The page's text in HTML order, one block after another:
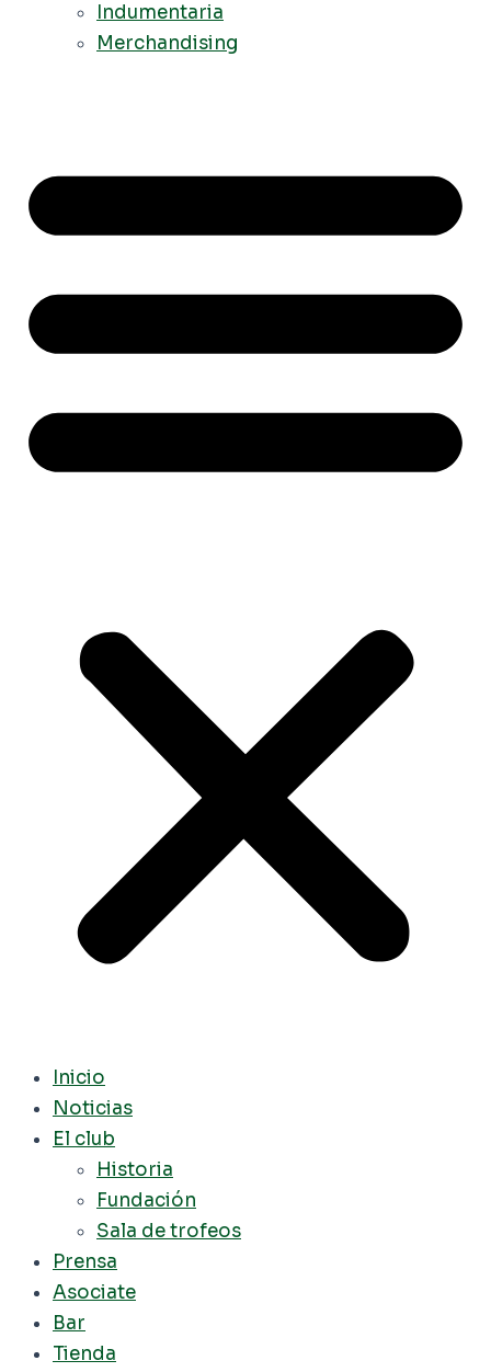
Indumentaria
Merchandising
Inicio
Noticias
El club
Historia
Fundación
Sala de trofeos
Prensa
Asociate
Bar
Tienda